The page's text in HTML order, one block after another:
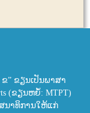
” ຂຽນເປັນພາສາ
(ຂຽນຫຍໍ້: MTPT)
ນາທິການໃຫ້ແກ່